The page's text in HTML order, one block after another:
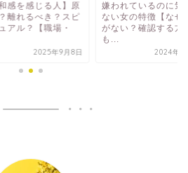
和感を感じる人】原
離れるべき？スピ
アル？【職場・
2025年9月8日
嫌われているのに気
ない女の特徴【なぜ
がない？確認する方
も...
2024年9